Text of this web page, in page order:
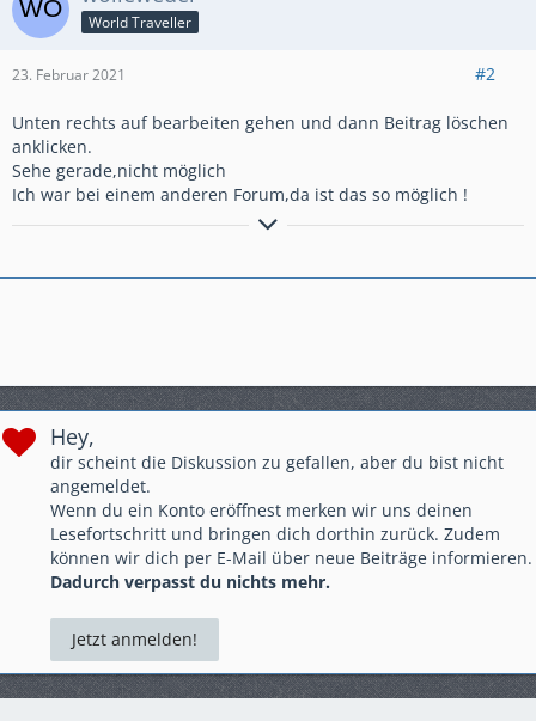
World Traveller
23. Februar 2021 #2
Unten rechts auf bearbeiten gehen und dann Beitrag löschen
anklicken.
Sehe gerade,nicht möglich
Ich war bei einem anderen Forum,da ist das so möglich !
GlG.Wolfgang aus dem schönen Bergischen Land
Hey,
dir scheint die Diskussion zu gefallen, aber du bist nicht
angemeldet.
Wenn du ein Konto eröffnest merken wir uns deinen
Lesefortschritt und bringen dich dorthin zurück. Zudem
können wir dich per E-Mail über neue Beiträge informieren.
Dadurch verpasst du nichts mehr.
Jetzt anmelden!